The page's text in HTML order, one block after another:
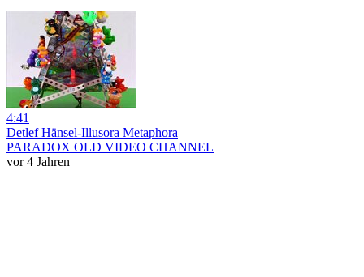
4:41
Detlef Hänsel-Illusora Metaphora
PARADOX OLD VIDEO CHANNEL
vor 4 Jahren